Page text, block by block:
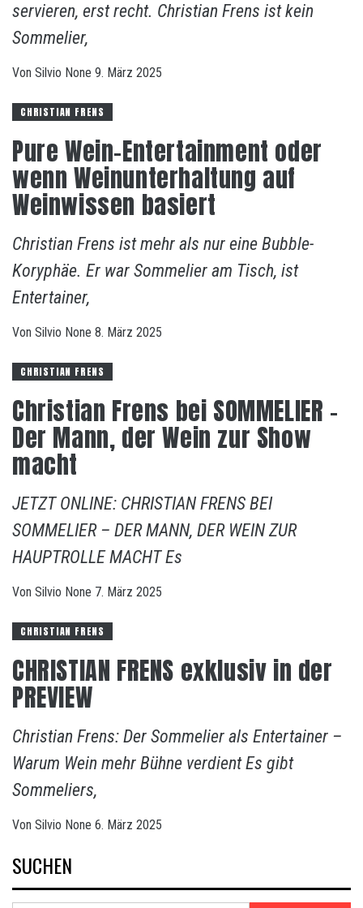
servieren, erst recht. Christian Frens ist kein
Sommelier,
Von Silvio None 9. März 2025
CHRISTIAN FRENS
Pure Wein-Entertainment oder
wenn Weinunterhaltung auf
Weinwissen basiert
Christian Frens ist mehr als nur eine Bubble-
Koryphäe. Er war Sommelier am Tisch, ist
Entertainer,
Von Silvio None 8. März 2025
CHRISTIAN FRENS
Christian Frens bei SOMMELIER –
Der Mann, der Wein zur Show
macht
JETZT ONLINE: CHRISTIAN FRENS BEI
SOMMELIER – DER MANN, DER WEIN ZUR
HAUPTROLLE MACHT Es
Von Silvio None 7. März 2025
CHRISTIAN FRENS
CHRISTIAN FRENS exklusiv in der
PREVIEW
Christian Frens: Der Sommelier als Entertainer –
Warum Wein mehr Bühne verdient Es gibt
Sommeliers,
Von Silvio None 6. März 2025
SUCHEN